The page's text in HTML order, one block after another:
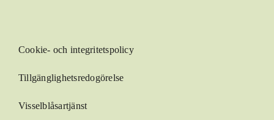
Cookie- och integritetspolicy
Tillgänglighetsredogörelse
Visselblåsartjänst